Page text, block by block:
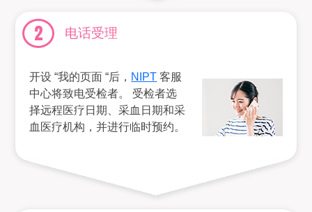
2 电话受理
开设 “我的页面 “后， NIPT 客服
中心将致电受检者。 受检者选
择远程医疗日期、采血日期和采
血医疗机构，并进行临时预约。